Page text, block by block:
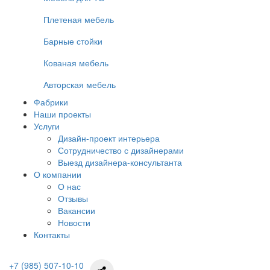
Плетеная мебель
Барные стойки
Кованая мебель
Авторская мебель
Фабрики
Наши проекты
Услуги
Дизайн-проект интерьера
Сотрудничество с дизайнерами
Выезд дизайнера-консультанта
О компании
О нас
Отзывы
Вакансии
Новости
Контакты
+7 (985) 507-10-10